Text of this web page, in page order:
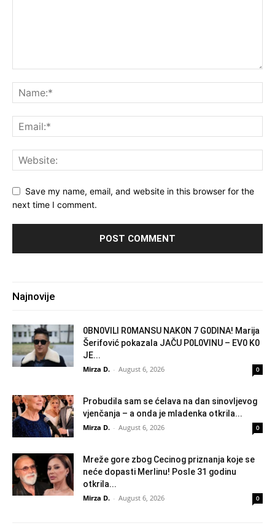
Save my name, email, and website in this browser for the
next time I comment.
Najnovije
0BN0VlLl R0MANSU NAK0N 7 G0DlNA! Marija
Šerifović pokazala JAČU P0L0VINU – EV0 K0
JE...
Mirza D. - August 6, 2026 0
Probudila sam se ćelava na dan sinovljevog
vjenčanja – a onda je mladenka otkrila...
Mirza D. - August 6, 2026 0
Mreže gore zbog Cecinog priznanja koje se
neće dopasti Merlinu! Posle 31 godinu
otkrila...
Mirza D. - August 6, 2026 0